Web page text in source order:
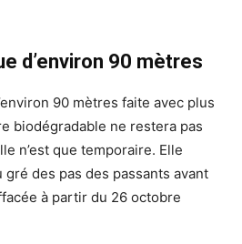
d’environ 90 mètres
90 mètres faite avec plus
biodégradable ne restera pas
n’est que temporaire. Elle
gré des pas des passants avant
à partir du 26 octobre